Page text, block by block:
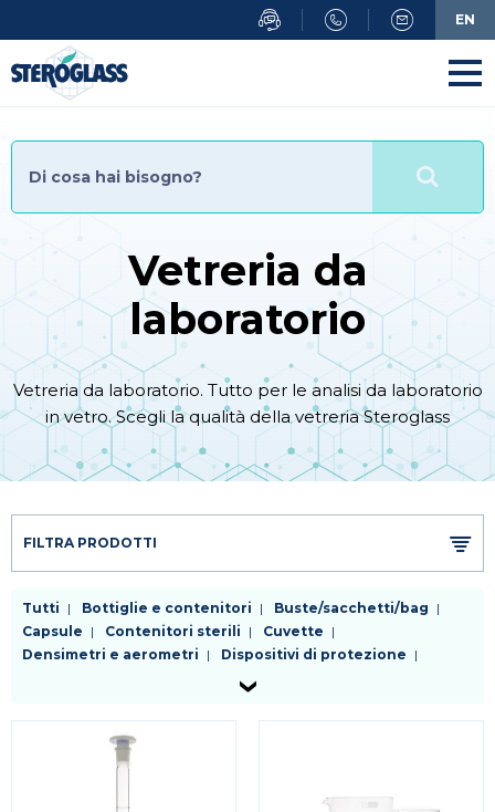
al
contenuto
principale
Vetreria da
laboratorio
Vetreria da laboratorio. Tutto per le analisi da laboratorio
in vetro. Scegli la qualità della vetreria Steroglass
FILTRA PRODOTTI
Tutti Bottiglie e contenitori
Buste/sacchetti/bag
Capsule
Contenitori sterili
Cuvette
Densimetri e aerometri
Dispositivi di protezione
Filtri da laboratorio
Piastre
Pinzetteria e morsetteria
Pipette
Puntali
EN